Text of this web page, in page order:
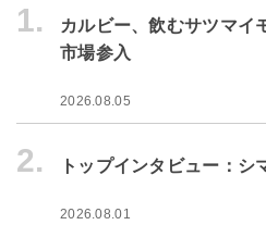
1.
カルビー、飲むサツマ
市場参入
2026.08.05
2. トップインタビュー：シ
2026.08.01